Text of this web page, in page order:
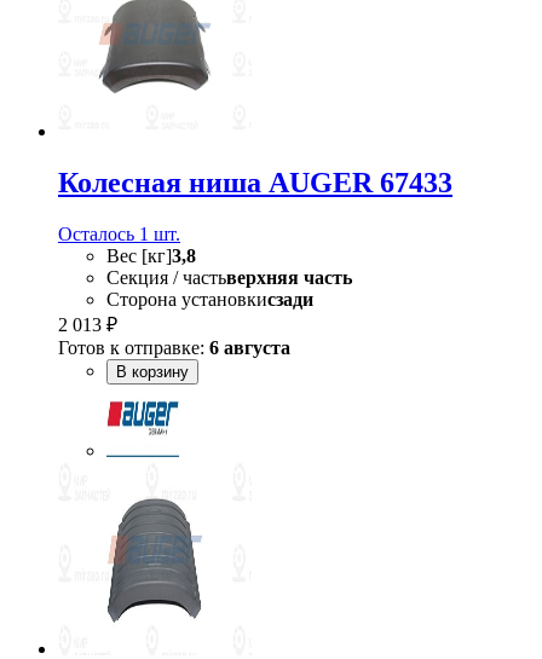
Колесная ниша AUGER 67433
Осталось 1 шт.
Вес [кг]3,8
Секция / частьверхняя часть
Сторона установкисзади
2 013 ₽
Готов к отправке: 6 августа
В корзину